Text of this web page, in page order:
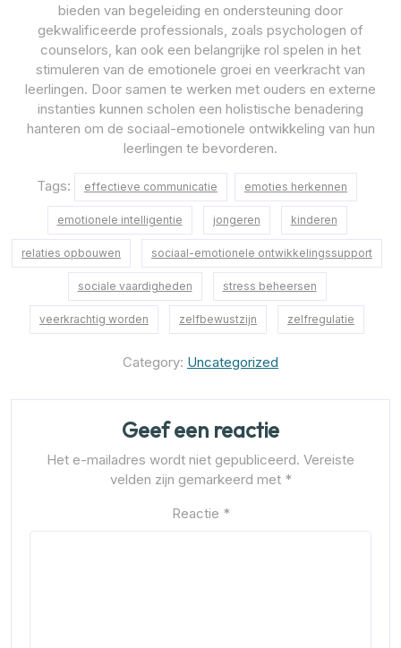
bieden van begeleiding en ondersteuning door
gekwalificeerde professionals, zoals psychologen of
counselors, kan ook een belangrijke rol spelen in het
stimuleren van de emotionele groei en veerkracht van
leerlingen. Door samen te werken met ouders en externe
instanties kunnen scholen een holistische benadering
hanteren om de sociaal-emotionele ontwikkeling van hun
leerlingen te bevorderen.
Tags: effectieve communicatie emoties herkennen
emotionele intelligentie jongeren kinderen
relaties opbouwen sociaal-emotionele ontwikkelingssupport
sociale vaardigheden stress beheersen
veerkrachtig worden zelfbewustzijn zelfregulatie
Category: Uncategorized
Geef een reactie
Het e-mailadres wordt niet gepubliceerd. Vereiste
velden zijn gemarkeerd met *
Reactie *